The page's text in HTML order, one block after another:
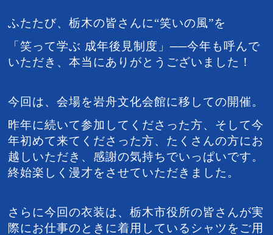
ふたたび、栃木の皆さんに“笑いの風”を
「笑って学ぶ 成年後見制度」──今年も呼んで
いただき、本当にありがとうございました！
今回は、会場を岩舟文化会館に移しての開催。
昨年に続いて参加してくださった方、そして今
年初めて来てくださった方、たくさんの方にお
越しいただき、感謝の気持ちでいっぱいです。
終始楽しく漫才をさせていただきました。
さらに今回の衣装は、栃木市役所の皆さんが実
際にお仕事のときに着用しているシャツをご用